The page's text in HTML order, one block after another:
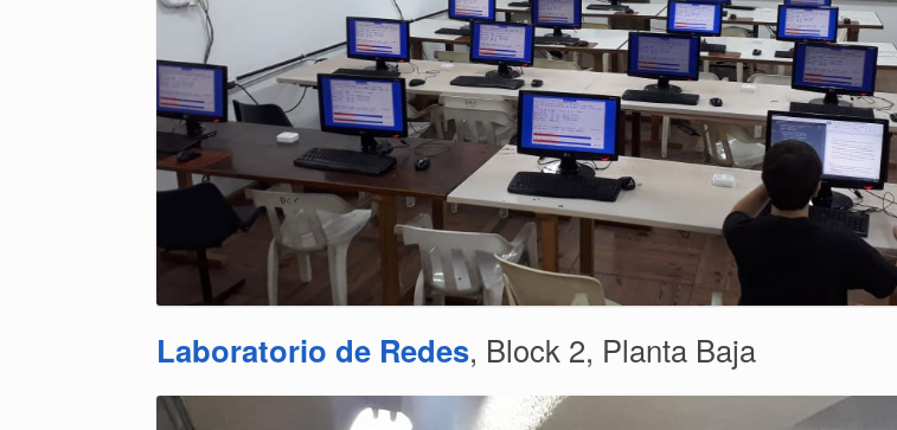
Laboratorio de Redes, Block 2, Planta Baja